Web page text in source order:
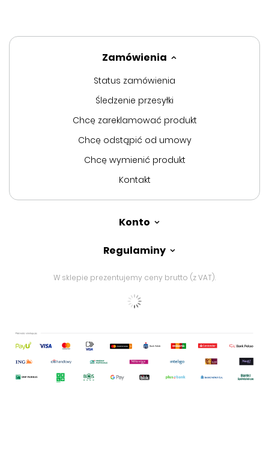
Zamówienia
Status zamówienia
Śledzenie przesyłki
Chcę zareklamować produkt
Chcę odstąpić od umowy
Chcę wymienić produkt
Kontakt
Konto
Regulaminy
W sklepie prezentujemy ceny brutto (z VAT).